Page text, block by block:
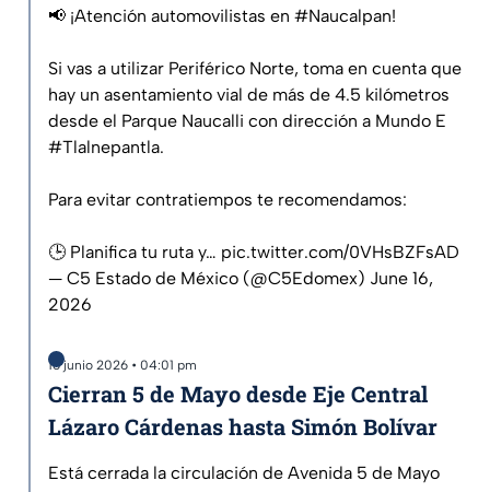
📢 ¡Atención automovilistas en #Naucalpan!
Si vas a utilizar Periférico Norte, toma en cuenta que
hay un asentamiento vial de más de 4.5 kilómetros
desde el Parque Naucalli con dirección a Mundo E
#Tlalnepantla.
Para evitar contratiempos te recomendamos:
🕒 Planifica tu ruta y… pic.twitter.com/0VHsBZFsAD
— C5 Estado de México (@C5Edomex) June 16,
2026
16 junio 2026 • 04:01 pm
Cierran 5 de Mayo desde Eje Central
Lázaro Cárdenas hasta Simón Bolívar
Está cerrada la circulación de Avenida 5 de Mayo